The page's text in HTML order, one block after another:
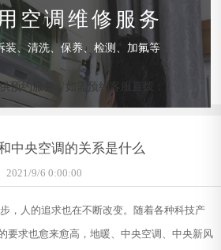
空调维修服务
装、清洗、保养、检测、加氟等
预约服务，如需预约客服直拨：
中央空调的关系是什么
2021/9/6 0:00:00
，人的追求也在不断改变。随着各种科技产
要求也愈来愈高，地暖、中央空调、中央新风